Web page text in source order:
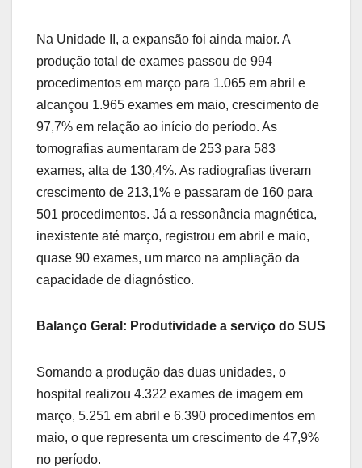
Na Unidade II, a expansão foi ainda maior. A
produção total de exames passou de 994
procedimentos em março para 1.065 em abril e
alcançou 1.965 exames em maio, crescimento de
97,7% em relação ao início do período. As
tomografias aumentaram de 253 para 583
exames, alta de 130,4%. As radiografias tiveram
crescimento de 213,1% e passaram de 160 para
501 procedimentos. Já a ressonância magnética,
inexistente até março, registrou em abril e maio,
quase 90 exames, um marco na ampliação da
capacidade de diagnóstico.
Balanço Geral: Produtividade a serviço do SUS
Somando a produção das duas unidades, o
hospital realizou 4.322 exames de imagem em
março, 5.251 em abril e 6.390 procedimentos em
maio, o que representa um crescimento de 47,9%
no período.